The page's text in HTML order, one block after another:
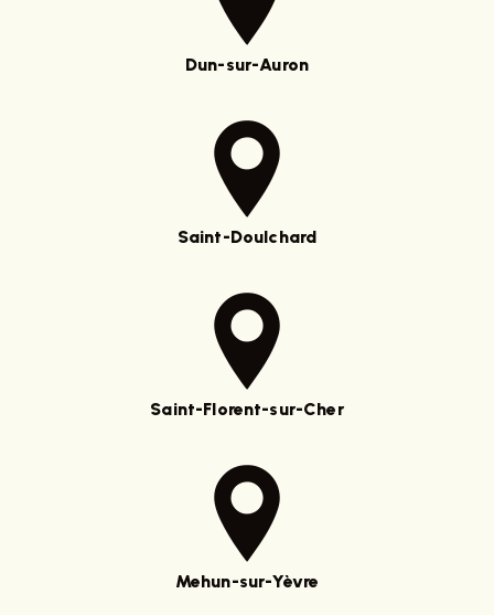
Dun-sur-Auron
Saint-Doulchard
Saint-Florent-sur-Cher
Mehun-sur-Yèvre